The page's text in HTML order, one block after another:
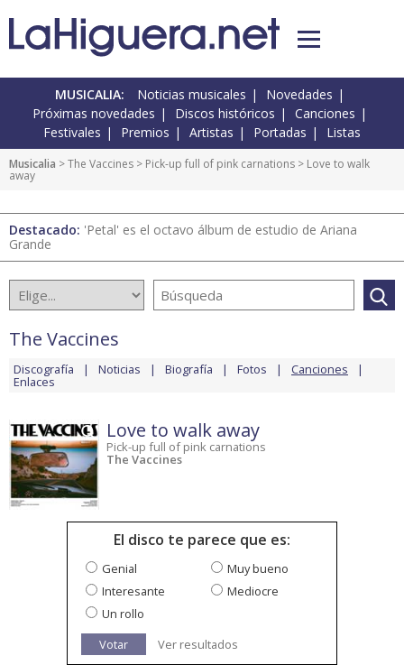
MUSICALIA: Noticias musicales
Novedades
Próximas novedades
Discos históricos
Canciones
Festivales
Premios Artistas Portadas Listas
Musicalia >The Vaccines > Pick-up full of pink carnations > Love to walk
away
Destacado: 'Petal' es el octavo álbum de estudio de Ariana
Grande
The Vaccines
Discografía Noticias Biografía Fotos Canciones
Enlaces
Love to walk away
Pick-up full of pink carnations
The Vaccines
El disco te parece que es:
Genial
Muy bueno
Interesante
Mediocre
Un rollo
Votar
Ver resultados